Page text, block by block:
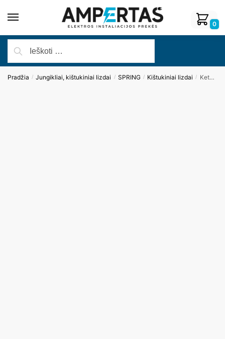
0
Pradžia / Jungikliai, kištukiniai lizdai / SPRING / Kištukiniai lizdai / Keturvietis plastiko rėmelis (baltas)